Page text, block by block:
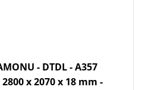
- DTDL - A357
2800 x 2070 x 18 mm -